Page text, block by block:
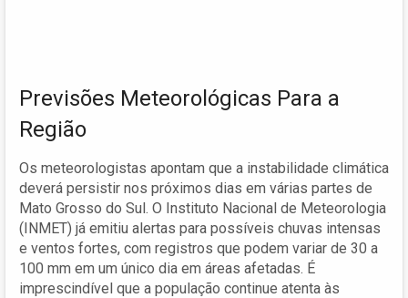
Previsões Meteorológicas Para a
Região
Os meteorologistas apontam que a instabilidade climática
deverá persistir nos próximos dias em várias partes de
Mato Grosso do Sul. O Instituto Nacional de Meteorologia
(INMET) já emitiu alertas para possíveis chuvas intensas
e ventos fortes, com registros que podem variar de 30 a
100 mm em um único dia em áreas afetadas. É
imprescindível que a população continue atenta às